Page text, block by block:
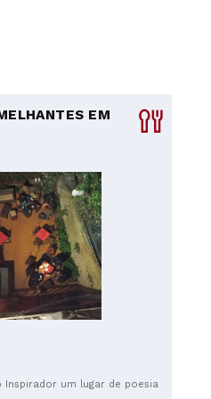
EM
Inspirador um lugar de poesia